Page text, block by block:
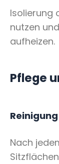
Isolierung
nutzen
aufheizen.
Pflege
Nach